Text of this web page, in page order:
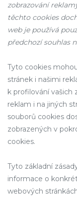
zobrazování
těchto cookies
web je používá
předchozí souhlas
Tyto cookies
stránek i našimi
k profilování vašich
reklam i na jiných
souborů cookies
zobrazených v
cookies.
Tyto základní
informace o
webových